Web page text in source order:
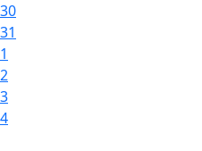
30
31
1
2
3
4